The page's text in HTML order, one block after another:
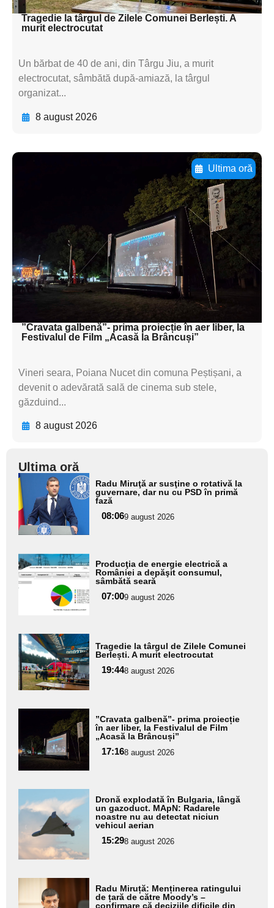
Tragedie la târgul de Zilele Comunei Berlești. A
murit electrocutat
Un bărbat de 40 de ani, din Târgu Jiu, a murit
electrocutat, sâmbătă după-amiază, la târgul
organizat...
8 august 2026
Ultima oră
Adaugă aici textul pentru
subtitluAdaugă aici
textul pentru
subtitluAdaugă aici
textul pentru
subtitluAdaugă aici
textul pentru subti
”Cravata galbenă”- prima proiecție în aer liber, la
Festivalul de Film „Acasă la Brâncuși”
Vineri seara, Poiana Nucet din comuna Peștișani, a
devenit o adevărată sală de cinema sub stele,
găzduind...
8 august 2026
Ultima oră
Adaugă
aici textul
pentru
subtitlu
Radu Miruţă ar susţine o rotativă la
guvernare, dar nu cu PSD în primă
fază
08:069 august 2026
Adaugă
aici textul
pentru
subtitlu
Producţia de energie electrică a
României a depăşit consumul,
sâmbătă seară
07:009 august 2026
Adaugă
aici textul
pentru
subtitlu
Tragedie la târgul de Zilele Comunei
Berlești. A murit electrocutat
19:448 august 2026
Adaugă
aici textul
pentru
subtitlu
”Cravata galbenă”- prima proiecție
în aer liber, la Festivalul de Film
„Acasă la Brâncuși”
17:168 august 2026
Adaugă
aici textul
pentru
subtitlu
Dronă explodată în Bulgaria, lângă
un gazoduct. MApN: Radarele
noastre nu au detectat niciun
vehicul aerian
15:298 august 2026
Adaugă
aici textul
Radu Miruță: Menținerea ratingului
de țară de către Moody’s –
confirmare că deciziile dificile din